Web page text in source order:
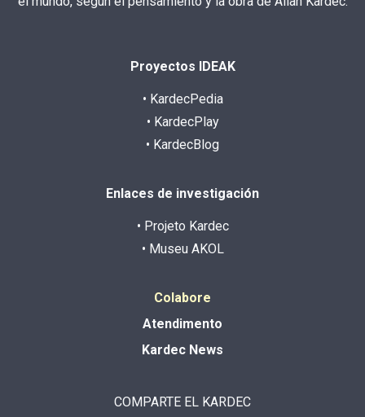
Proyectos IDEAK
• KardecPedia
• KardecPlay
• KardecBlog
Enlaces de investigación
• Projeto Kardec
• Museu AKOL
Colabore
Atendimento
Kardec News
COMPARTE EL KARDEC